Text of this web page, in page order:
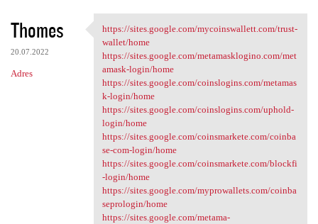
Thomes
20.07.2022
Adres
https://sites.google.com
https://sites.google.com/mycoinswallett.com/trust-
wallet/home
https://sites.google.com/metamasklogino.com/met
amask-login/home
https://sites.google.com/coinslogins.com/metamas
k-login/home
https://sites.google.com/coinslogins.com/uphold-
login/home
https://sites.google.com/coinsmarkete.com/coinba
se-com-login/home
https://sites.google.com/coinsmarkete.com/blockfi
-login/home
https://sites.google.com/myprowallets.com/coinba
seprologin/home
https://sites.google.com/metama-